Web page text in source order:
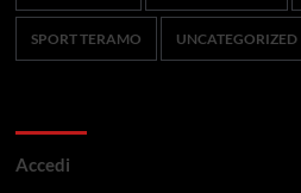
SPORT TERAMO UNCATEGORIZED
Accedi